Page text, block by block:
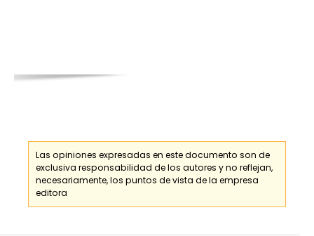
Las opiniones expresadas en este documento son de
exclusiva responsabilidad de los autores y no reflejan,
necesariamente, los puntos de vista de la empresa
editora